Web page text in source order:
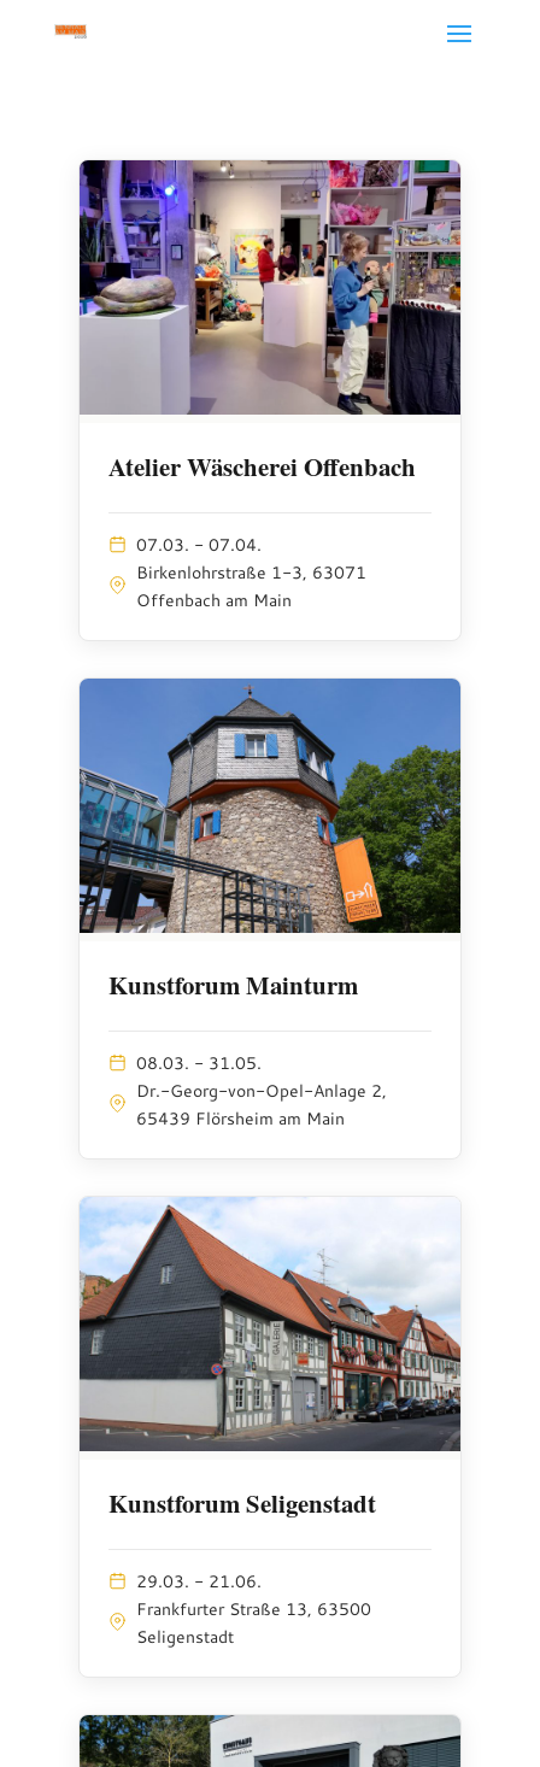
Atelier Wäscherei Offenbach
07.03. - 07.04.
Birkenlohrstraße 1-3, 63071
Offenbach am Main
Kunstforum Mainturm
08.03. - 31.05.
Dr.-Georg-von-Opel-Anlage 2,
65439 Flörsheim am Main
Kunstforum Seligenstadt
29.03. - 21.06.
Frankfurter Straße 13, 63500
Seligenstadt